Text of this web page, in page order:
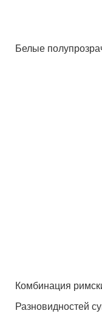
Белые
Комбинация
Разновидностей